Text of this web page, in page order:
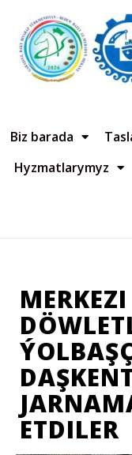
Biz barada
Hyzmatlarymyz
ETDILER